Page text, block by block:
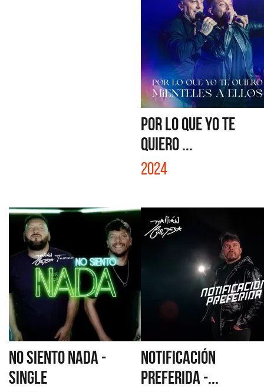
POR LO QUE YO TE
QUIERO ...
2024
NO SIENTO NADA -
SINGLE
NOTIFICACIÓN
PREFERIDA -...